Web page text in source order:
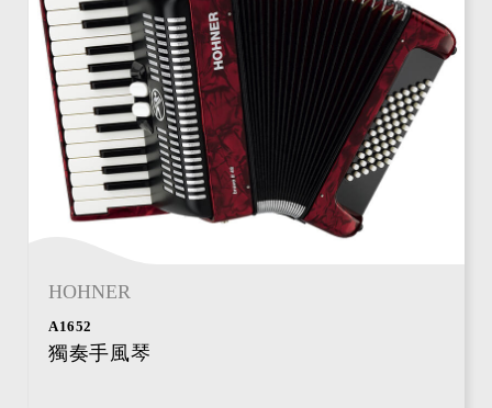
HOHNER
A1652
獨奏手風琴